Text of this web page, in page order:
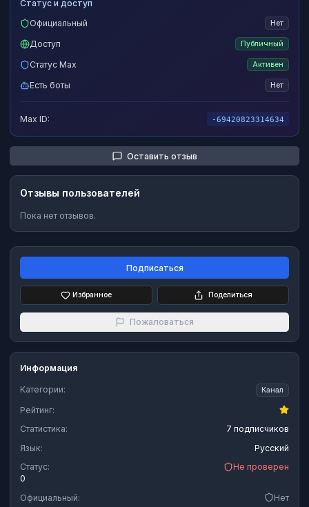
Статус и доступ
Официальный
Нет
Доступ Публичный
Статус Max Активен
Есть боты Нет
Max ID: -69420823314634
Оставить отзыв
Отзывы пользователей
Пока нет отзывов.
Подписаться
Избранное Поделиться
Пожаловаться
Информация
Категории: Канал
Рейтинг:
Статистика:
7 подписчиков
Язык:
Русский
Статус:
Не проверен
0
Официальный:
Нет